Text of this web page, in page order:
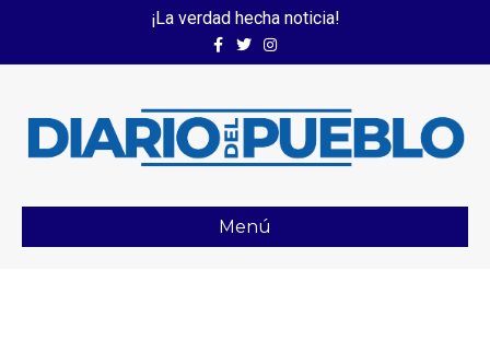
¡La verdad hecha noticia!
FacebookTwitterInstagram
Menú